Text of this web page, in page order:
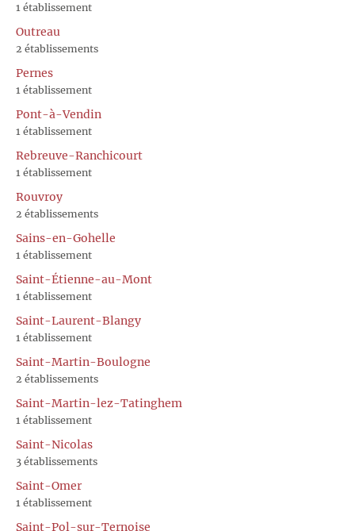
1 établissement
Outreau
2 établissements
Pernes
1 établissement
Pont-à-Vendin
1 établissement
Rebreuve-Ranchicourt
1 établissement
Rouvroy
2 établissements
Sains-en-Gohelle
1 établissement
Saint-Étienne-au-Mont
1 établissement
Saint-Laurent-Blangy
1 établissement
Saint-Martin-Boulogne
2 établissements
Saint-Martin-lez-Tatinghem
1 établissement
Saint-Nicolas
3 établissements
Saint-Omer
1 établissement
Saint-Pol-sur-Ternoise